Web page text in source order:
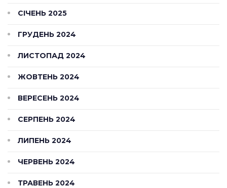
СІЧЕНЬ 2025
ГРУДЕНЬ 2024
ЛИСТОПАД 2024
ЖОВТЕНЬ 2024
ВЕРЕСЕНЬ 2024
СЕРПЕНЬ 2024
ЛИПЕНЬ 2024
ЧЕРВЕНЬ 2024
ТРАВЕНЬ 2024